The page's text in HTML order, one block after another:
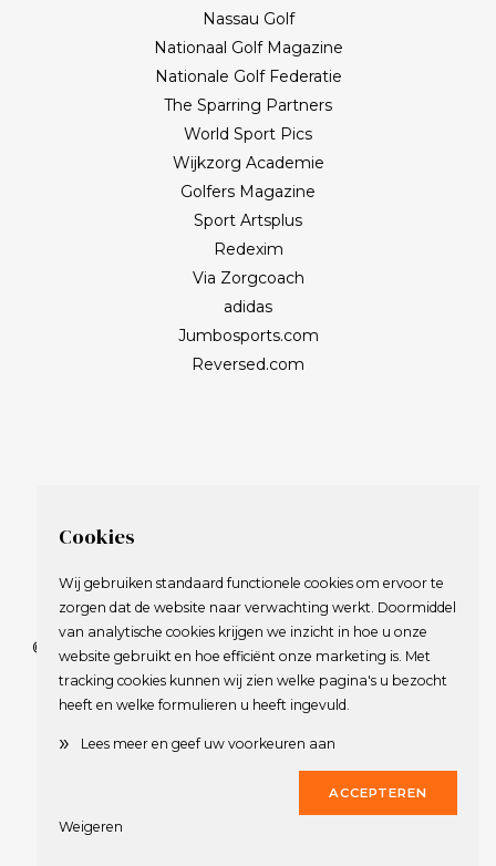
Nassau Golf
Nationaal Golf Magazine
Nationale Golf Federatie
The Sparring Partners
World Sport Pics
Wijkzorg Academie
Golfers Magazine
Sport Artsplus
Redexim
Via Zorgcoach
adidas
Jumbosports.com
Reversed.com
© 2009-2023 Nederlandse Vereniging van Golfspelende
Journalisten.
Alle rechten voorbehouden.
Privacy Statement
Deze website werd gerealiseerd doorDirk
Cookies
Wij gebruiken standaard functionele cookies om ervoor te
zorgen dat de website naar verwachting werkt. Doormiddel
van analytische cookies krijgen we inzicht in hoe u onze
website gebruikt en hoe efficiënt onze marketing is. Met
tracking cookies kunnen wij zien welke pagina's u bezocht
heeft en welke formulieren u heeft ingevuld.
» Lees meer en geef uw voorkeuren aan
ACCEPTEREN
Weigeren